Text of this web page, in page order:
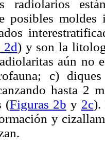
radiolarios
posibles moldes
2d) y son la
aún no
c)
hasta 2
(Figuras 2b y 2c).
y